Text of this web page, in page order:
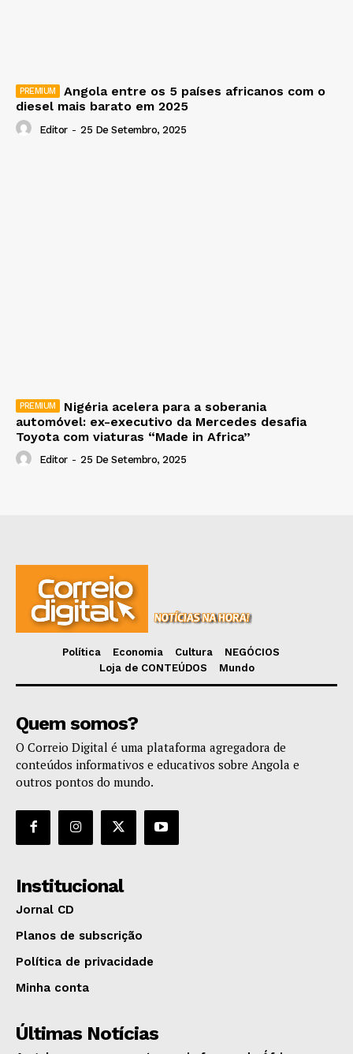
Angola entre os 5 países africanos com o
diesel mais barato em 2025
Editor - 25 De Setembro, 2025
Nigéria acelera para a soberania
automóvel: ex-executivo da Mercedes desafia
Toyota com viaturas “Made in Africa”
Editor - 25 De Setembro, 2025
Política Economia Cultura
NEGÓCIOS
Loja de CONTEÚDOS
Mundo
Quem somos?
O Correio Digital é uma plataforma agregadora de
conteúdos informativos e educativos sobre Angola e
outros pontos do mundo.
Institucional
Jornal CD
Planos de subscrição
Política de privacidade
Minha conta
Últimas Notícias